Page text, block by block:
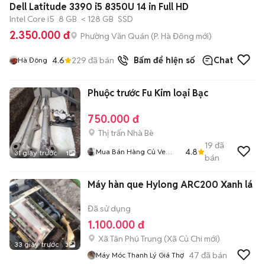
Dell Latitude 3390 i5 8350U 14 in Full HD
Intel Core i5 8 GB < 128 GB SSD
2.350.000 đ Phường Văn Quán (P. Hà Đông mới)
Hà Đông 4.6 229 đã bán Bấm để hiện số Chat
31 giây trước 1
Phuộc trước Fu Kim loại Bạc
750.000 đ
Thị trấn Nhà Bè
Mua Bán Hàng Củ Ve
4.8
19 đã
bán
33 giây trước 3
Máy hàn que Hylong ARC200 Xanh lá
Đã sử dụng
1.100.000 đ
Xã Tân Phú Trung (Xã Củ Chi mới)
Máy Móc Thanh Lý Giá Thợ 47 đã bán